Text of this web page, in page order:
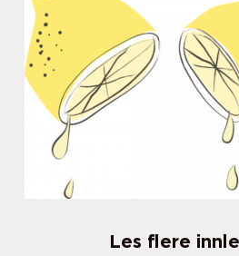
Les flere